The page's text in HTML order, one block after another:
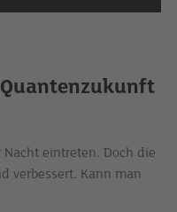
eintreten. Doch die
verbessert. Kann man